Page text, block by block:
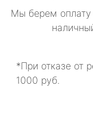
Мы берем
*При отказе от
1000 руб.